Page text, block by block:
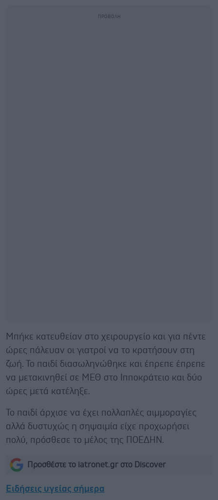
Μπήκε κατευθείαν στο χειρουργείο και για πέντε
ώρες πάλευαν οι γιατροί να το κρατήσουν στη
ζωή. Το παιδί διασωληνώθηκε και έπρεπε έπρεπε
να μετακινηθεί σε ΜΕΘ στο Ιπποκράτειο και δύο
ώρες μετά κατέληξε.
Το παιδί άρχισε να έχει πολλαπλές αιμμοραγίες
αλλά δυστυχώς η σηψαιμία είχε προχωρήσει
πολύ, πρόσθεσε το μέλος της ΠΟΕΔΗΝ.
Προσθέστε το iatronet.gr στο Discover
Ειδήσεις υγείας σήμερα